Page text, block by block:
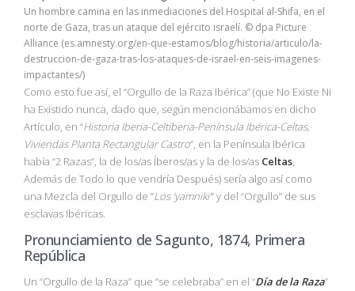
Un hombre camina en las inmediaciones del Hospital al-Shifa, en el
norte de Gaza, tras un ataque del ejército israelí. © dpa Picture
Alliance (es.amnesty.org/en-que-estamos/blog/historia/articulo/la-
destruccion-de-gaza-tras-los-ataques-de-israel-en-seis-imagenes-
impactantes/)
Como esto fue así, el “Orgullo de la Raza Ibérica” (que No Existe Ni
ha Existido nunca, dado que, según mencionábamos en dicho
Artículo, en “Historia Iberia-Celtiberia-Península Ibérica-Celtas,
Viviendas Planta Rectangular Castro”, en la Península Ibérica
había “2 Razas”, la de los/as Íberos/as y la de los/as Celtas,
Además de Todo lo que vendría Después) sería algo así como
una Mezcla del Orgullo de “Los ‘yamniki’” y del “Orgullo” de sus
esclavas Ibéricas.
Pronunciamiento de Sagunto, 1874, Primera
República
Un “Orgullo de la Raza” que “se celebraba” en el “Día de la Raza”